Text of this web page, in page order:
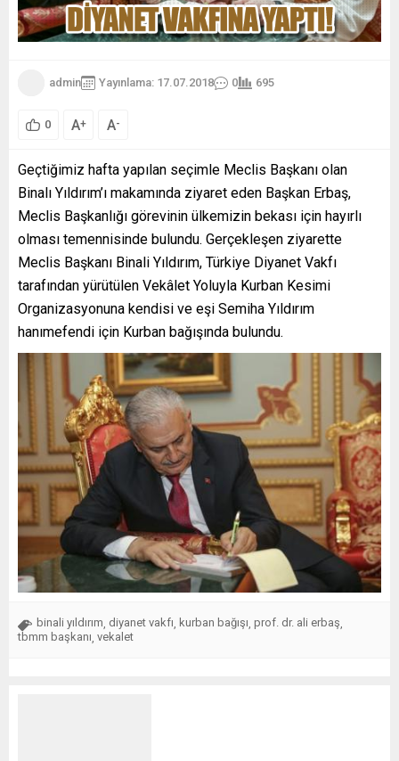
admin Yayınlama: 17.07.2018 0 695
0 A+ A-
Geçtiğimiz hafta yapılan seçimle Meclis Başkanı olan
Binalı Yıldırım’ı makamında ziyaret eden Başkan Erbaş,
Meclis Başkanlığı görevinin ülkemizin bekası için hayırlı
olması temennisinde bulundu. Gerçekleşen ziyarette
Meclis Başkanı Binali Yıldırım, Türkiye Diyanet Vakfı
tarafından yürütülen Vekâlet Yoluyla Kurban Kesimi
Organizasyonuna kendisi ve eşi Semiha Yıldırım
hanımefendi için Kurban bağışında bulundu.
binali yıldırım, diyanet vakfı, kurban bağışı, prof. dr. ali erbaş,
tbmm başkanı, vekalet